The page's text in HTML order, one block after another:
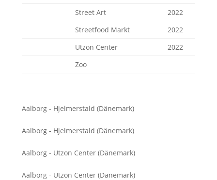
Street Art
2022
Streetfood Markt
2022
Utzon Center
2022
Zoo
Aalborg - Hjelmerstald (Dänemark)
Aalborg - Hjelmerstald (Dänemark)
Aalborg - Utzon Center (Dänemark)
Aalborg - Utzon Center (Dänemark)